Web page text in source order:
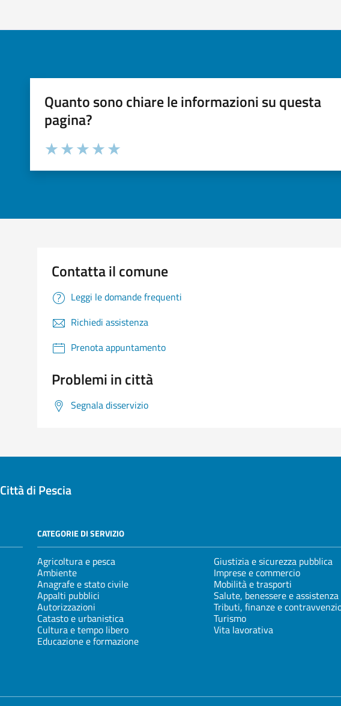
Quanto sono chiare le informazioni su questa
pagina?
Contatta il comune
Leggi le domande frequenti
Richiedi assistenza
Prenota appuntamento
Problemi in città
Segnala disservizio
Città di Pescia
CATEGORIE DI SERVIZIO
Agricoltura e pesca
Ambiente
Anagrafe e stato civile
Appalti pubblici
Autorizzazioni
Catasto e urbanistica
Cultura e tempo libero
Educazione e formazione
Giustizia e sicurezza pubblica
Imprese e commercio
Mobilità e trasporti
Salute, benessere e assistenza
Tributi, finanze e
Turismo
Vita lavorativa